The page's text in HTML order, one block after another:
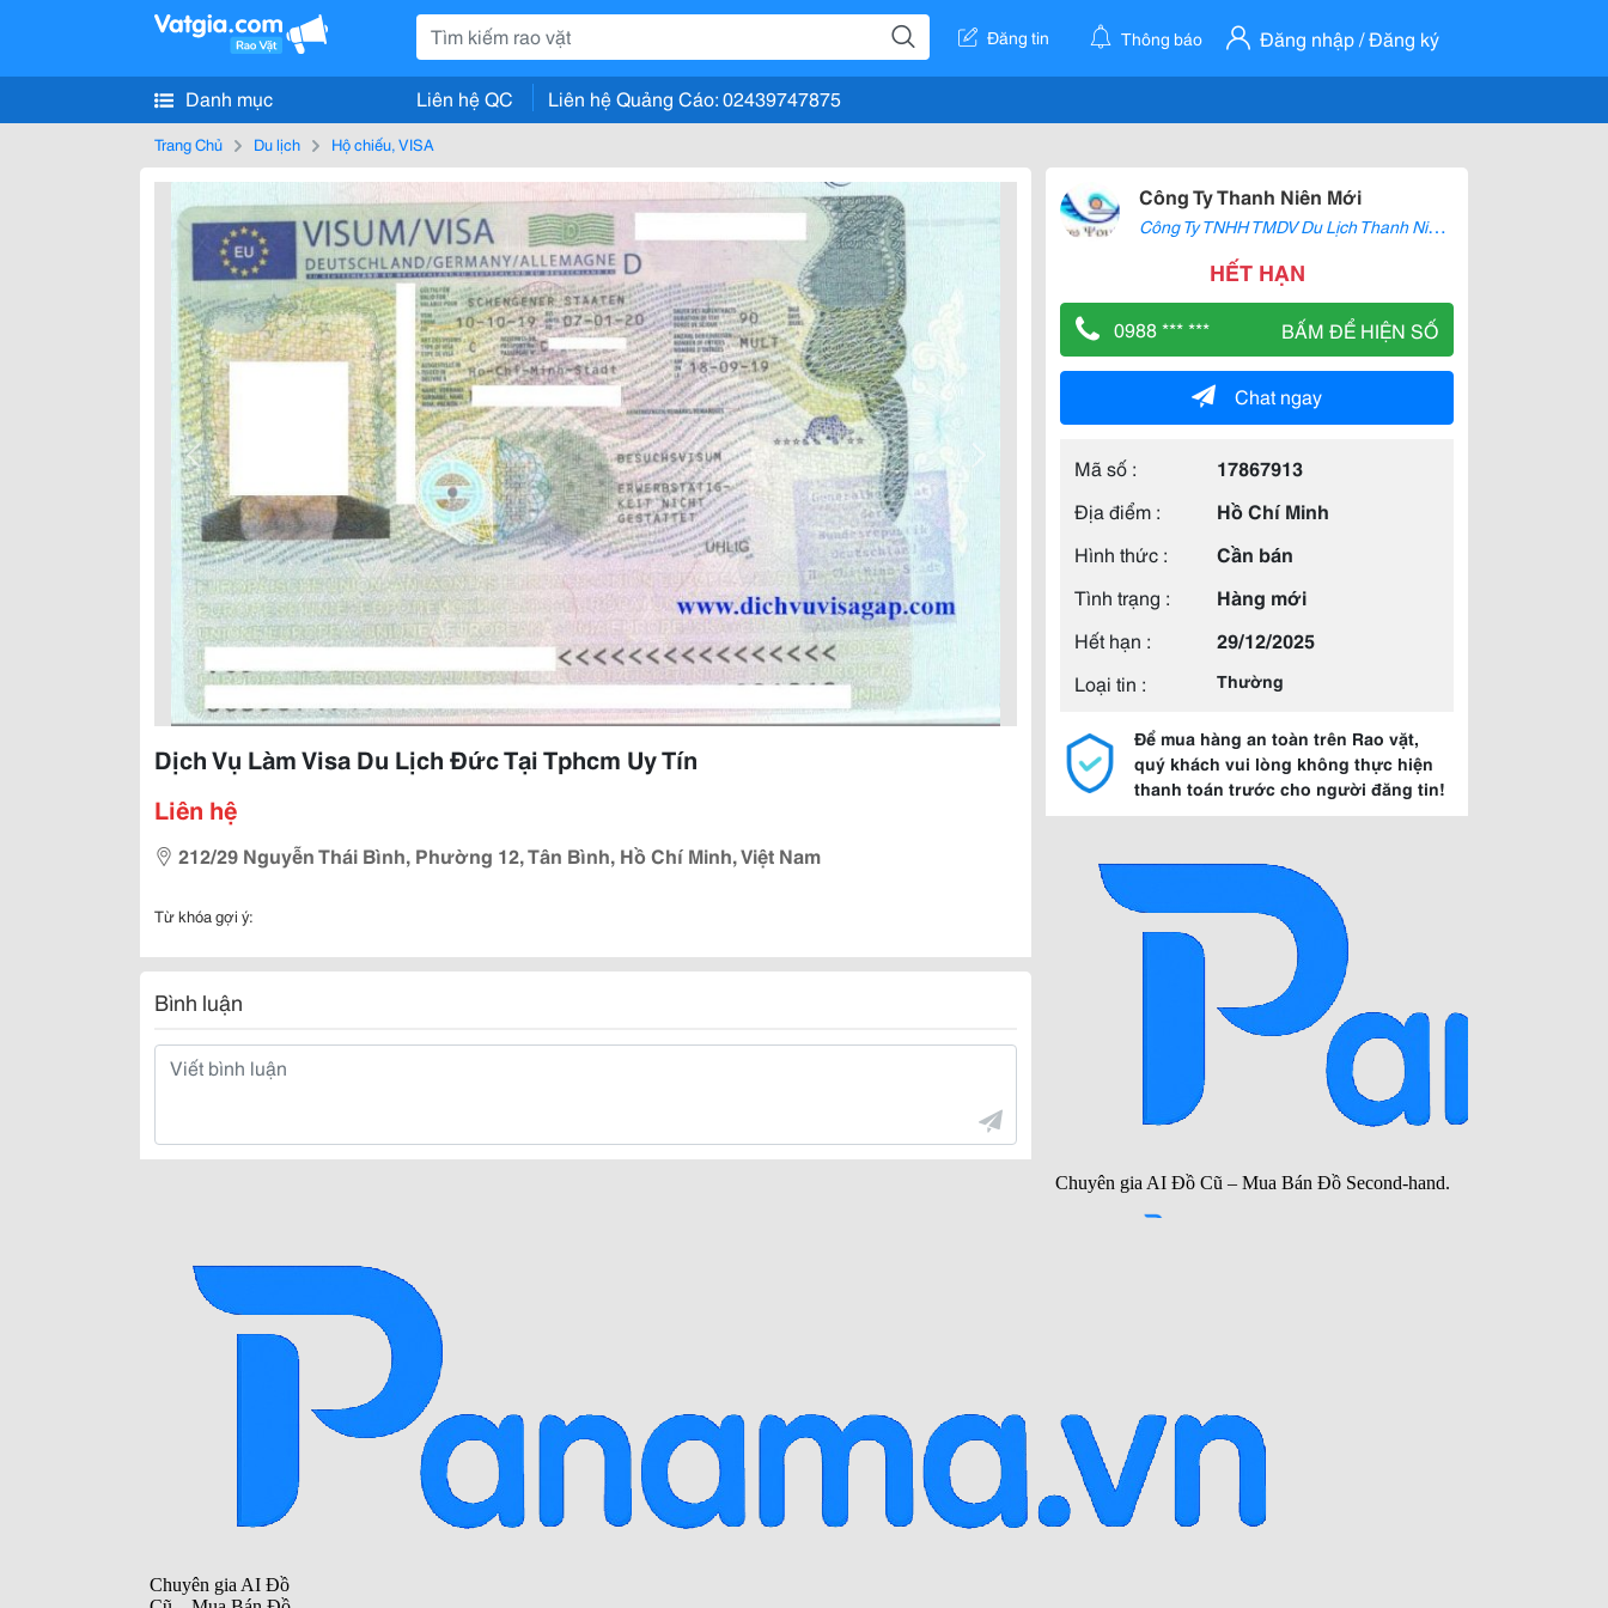
Đăng tin Thông báo Đăng nhập / Đăng ký
Danh mục Liên hệ QC Liên hệ Quảng Cáo: 02439747875
Trang Chủ Du lịch Hộ chiếu, VISA
Dịch Vụ Làm Visa Du Lịch Đức Tại Tphcm Uy Tín
Liên hệ
212/29 Nguyễn Thái Bình, Phường 12, Tân Bình, Hồ Chí Minh, Việt Nam
Từ khóa gợi ý:
Bình luận
Công Ty Thanh Niên Mới
C
ông Ty TNHH TMDV Du Lịch Thanh Niên Mới
HẾT HẠN
0988 *** *** BẤM ĐỂ HIỆN SỐ
Chat ngay
Mã số :
17867913
Địa điểm :
Hồ Chí Minh
Hình thức :
Cần bán
Tình trạng :
Hàng mới
Hết hạn :
29/12/2025
Loại tin :
Thường
Để mua hàng an toàn trên Rao vặt,
quý khách vui lòng không thực hiện
thanh toán trước cho người đăng tin!